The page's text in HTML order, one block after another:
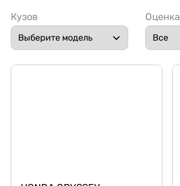
Кузов Оценка